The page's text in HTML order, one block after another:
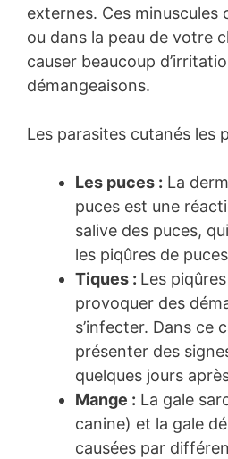
externes. Ces minuscules
ou dans la peau de votre
causer beaucoup
démangeaisons.
Les parasites cutanés les
Les puces : La
puces est une
salive des puces,
les piqûres de
Tiques : Les
provoquer des
s’infecter. Dans ce
présenter des
quelques jours
Mange : La gale
canine) et la gale
causées par